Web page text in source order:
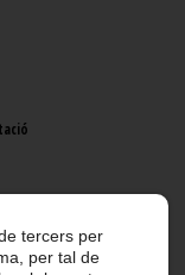
tercers per
per tal de